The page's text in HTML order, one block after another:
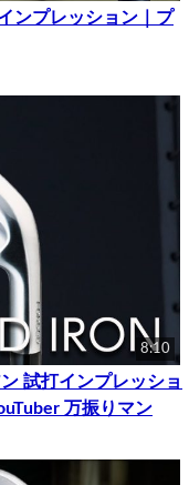
ンプレッション｜プ
8:10
試打インプレッショ
万振りマン